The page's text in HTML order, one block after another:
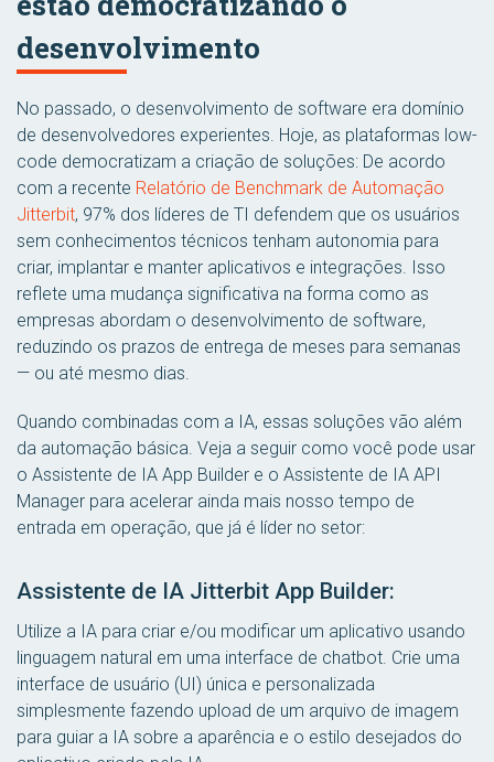
desenvolvimento
No passado, o desenvolvimento de software era domínio
de desenvolvedores experientes. Hoje, as plataformas low-
code democratizam a criação de soluções: De acordo
com a recente Relatório de Benchmark de Automação
Jitterbit, 97% dos líderes de TI defendem que os usuários
sem conhecimentos técnicos tenham autonomia para
criar, implantar e manter aplicativos e integrações. Isso
reflete uma mudança significativa na forma como as
empresas abordam o desenvolvimento de software,
reduzindo os prazos de entrega de meses para semanas
— ou até mesmo dias.
Quando combinadas com a IA, essas soluções vão além
da automação básica. Veja a seguir como você pode usar
o Assistente de IA App Builder e o Assistente de IA API
Manager para acelerar ainda mais nosso tempo de
entrada em operação, que já é líder no setor:
Assistente de IA Jitterbit App Builder:
Utilize a IA para criar e/ou modificar um aplicativo usando
linguagem natural em uma interface de chatbot. Crie uma
interface de usuário (UI) única e personalizada
simplesmente fazendo upload de um arquivo de imagem
para guiar a IA sobre a aparência e o estilo desejados do